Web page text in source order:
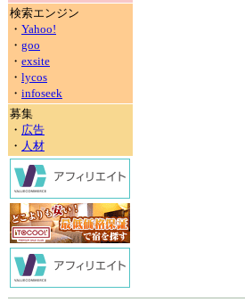
検索エンジン
・ Yahoo!
・ goo
・ exsite
・ lycos
・ infoseek
募集
・ 広告
・ 人材